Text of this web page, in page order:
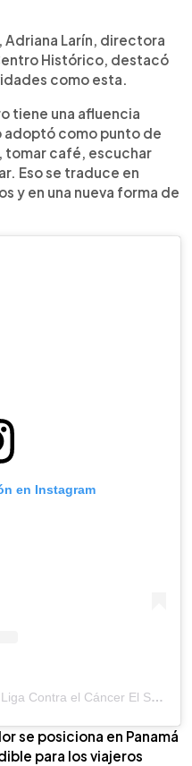
Adriana Larín, directora
Histórico, destacó
como esta.
tiene una afluencia
adoptó como punto de
tomar café, escuchar
Eso se traduce en
y en una nueva forma de
en Instagram
Una publicación compartida por Liga Contra el Cáncer El Salvador (@ligacontraelcancerelsalvador)
se posiciona en Panamá
para los viajeros